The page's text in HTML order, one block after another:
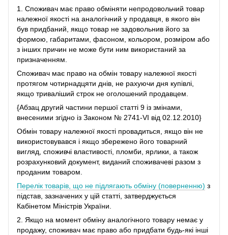
1. Споживач має право обміняти непродовольчий товар
належної якості на аналогічний у продавця, в якого він
був придбаний, якщо товар не задовольнив його за
формою, габаритами, фасоном, кольором, розміром або
з інших причин не може бути ним використаний за
призначенням.
Споживач має право на обмін товару належної якості
протягом чотирнадцяти днів, не рахуючи дня купівлі,
якщо триваліший строк не оголошений продавцем.
{Абзац другий частини першої статті 9 із змінами,
внесеними згідно із Законом № 2741-VI від 02.12.2010}
Обмін товару належної якості провадиться, якщо він не
використовувався і якщо збережено його товарний
вигляд, споживчі властивості, пломби, ярлики, а також
розрахунковий документ, виданий споживачеві разом з
проданим товаром.
Перелік товарів, що не підлягають обміну (поверненню) з
підстав, зазначених у цій статті, затверджується
Кабінетом Міністрів України.
2. Якщо на момент обміну аналогічного товару немає у
продажу, споживач має право або придбати будь-які інші